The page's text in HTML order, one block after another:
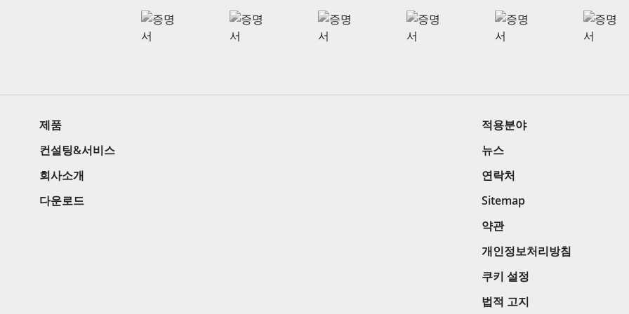
제품
적용분야
컨설팅&서비스
회사소개
다운로드
뉴스
연락처
Sitemap
약관
개인정보처리방침
쿠키 설정
법적 고지